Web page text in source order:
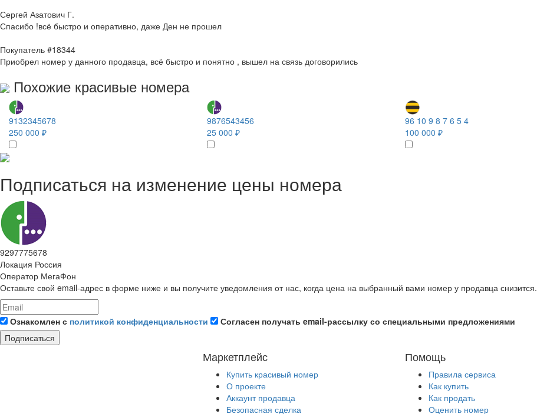
Сергей Азатович Г.
Спасибо !всё быстро и оперативно, даже Ден не прошел
Покупатель #18344
Приобрел номер у данного продавца, всё быстро и понятно , вышел на связь договорились
Похожие красивые номера
9132345678
250 000 ₽
9876543456
25 000 ₽
96 10 9 8 7 6 5 4
100 000 ₽
Подписаться на изменение цены номера
9297775678
Локация Россия
Оператор МегаФон
Оставьте свой email-адрес в форме ниже и вы получите уведомления от нас, когда цена на выбранный вами номер у продавца снизится.
Ознакомлен с политикой конфиденциальности
Согласен получать email-рассылку со специальными предложениями
Подписаться
Маркетплейс
Купить красивый номер
О проекте
Аккаунт продавца
Безопасная сделка
Помощь
Правила сервиса
Как купить
Как продать
Оценить номер